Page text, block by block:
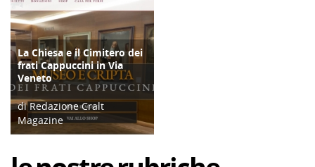
ATTIVITÀ
La Chiesa e il Cimitero dei
frati Cappuccini in Via
Veneto
di Redazione Cralt
Magazine